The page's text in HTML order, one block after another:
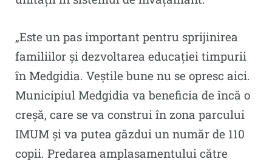
„Este un pas important pentru sprijinirea
familiilor și dezvoltarea educației timpurii
în Medgidia. Veștile bune nu se opresc aici.
Municipiul Medgidia va beneficia de încă o
creșă, care se va construi în zona parcului
IMUM și va putea găzdui un număr de 110
copii. Predarea amplasamentului către